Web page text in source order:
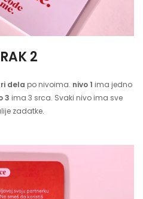
2
dela po nivoima. nivo 1 ima jedno
3 ima 3 srca. Svaki nivo ima sve
zadatke.